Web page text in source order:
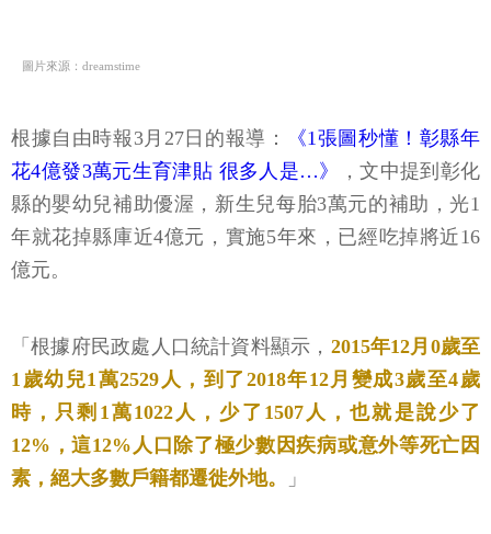
圖片來源：dreamstime
根據自由時報3月27日的報導：
《1張圖秒懂！彰縣年
花4億發3萬元生育津貼 很多人是…》
，文中提到彰化
縣的嬰幼兒補助優渥，新生兒每胎3萬元的補助，光1
年就花掉縣庫近4億元，實施5年來，已經吃掉將近16
億元。
「根據府民政處人口統計資料顯示， 2015年12月0歲至
1歲幼兒1萬2529人，到了2018年12月變成3歲至4歲
時，只剩1萬1022人，少了1507人，也就是說少了
12%，這12%人口除了極少數因疾病或意外等死亡因
素，絕大多數戶籍都遷徙外地。
」